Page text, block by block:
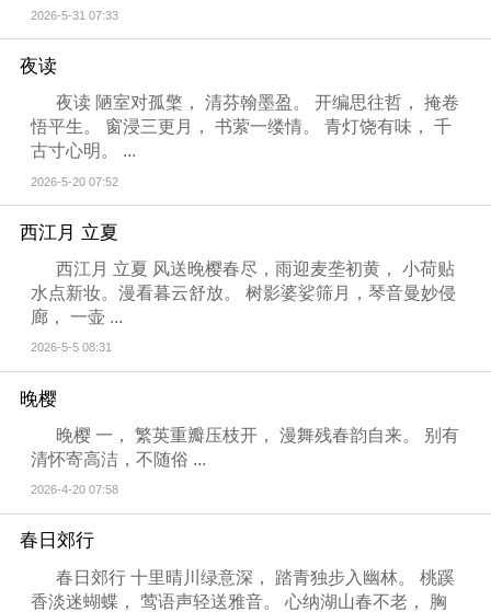
2026-5-31 07:33
夜读
夜读 陋室对孤檠， 清芬翰墨盈。 开编思往哲， 掩卷
悟平生。 窗浸三更月， 书萦一缕情。 青灯饶有味， 千
古寸心明。 ...
2026-5-20 07:52
西江月 立夏
西江月 立夏 风送晚樱春尽，雨迎麦垄初黄， 小荷贴
水点新妆。漫看暮云舒放。 树影婆娑筛月，琴音曼妙侵
廊， 一壶 ...
2026-5-5 08:31
晚樱
晚樱 一， 繁英重瓣压枝开， 漫舞残春韵自来。 别有
清怀寄高洁，不随俗 ...
2026-4-20 07:58
春日郊行
春日郊行 十里晴川绿意深， 踏青独步入幽林。 桃蹊
香淡迷蝴蝶， 莺语声轻送雅音。 心纳湖山春不老， 胸